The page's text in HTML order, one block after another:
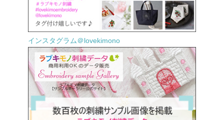
インスタグラム＠lovekimono